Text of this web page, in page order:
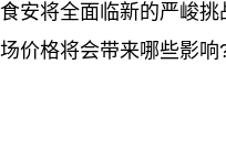
安将全面临新的严峻
价格将会带来哪些影响